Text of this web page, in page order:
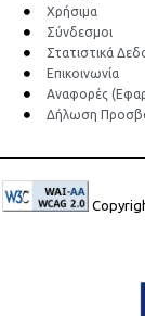
Χρήσιμα
Σύνδεσμοι
Στατιστικά
Επικοινωνία
Αναφορές
Δήλωση